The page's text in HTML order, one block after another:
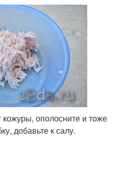
кожуры, ополосните и тоже
добавьте к салу.